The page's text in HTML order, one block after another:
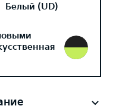
Белый (UD)